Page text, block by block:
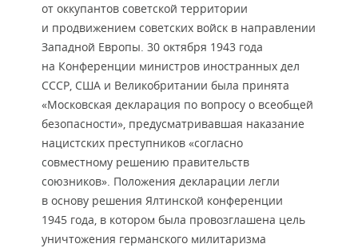
от оккупантов советской территории
и продвижением советских войск в направлении
Западной Европы. 30 октября 1943 года
на Конференции министров иностранных дел
СССР, США и Великобритании была принята
«Московская декларация по вопросу о всеобщей
безопасности», предусматривавшая наказание
нацистских преступников «согласно
совместному решению правительств
союзников». Положения декларации легли
в основу решения Ялтинской конференции
1945 года, в котором была провозглашена цель
уничтожения германского милитаризма